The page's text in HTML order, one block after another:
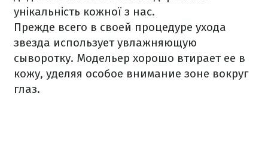
унікальність кожної з нас.
Прежде всего в своей процедуре ухода
звезда использует увлажняющую
сыворотку. Модельер хорошо втирает ее в
кожу, уделяя особое внимание зоне вокруг
глаз.